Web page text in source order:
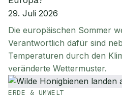
29. Juli 2026
Die europäischen Sommer
Verantwortlich dafür sind
Temperaturen durch den
veränderte Wettermuster.
ERDE & UMWELT